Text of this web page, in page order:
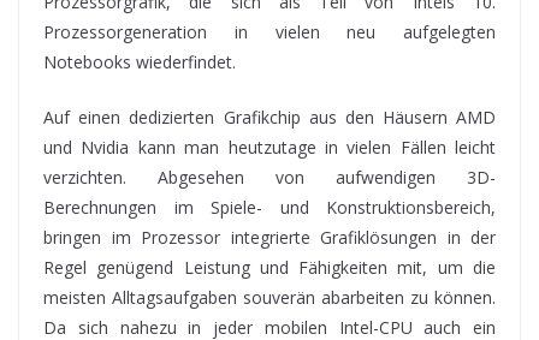
Prozessorgeneration in vielen neu aufgelegten
Notebooks wiederfindet.
Auf einen dedizierten Grafikchip aus den Häusern AMD
und Nvidia kann man heutzutage in vielen Fällen leicht
verzichten. Abgesehen von aufwendigen 3D-
Berechnungen im Spiele- und Konstruktionsbereich,
bringen im Prozessor integrierte Grafiklösungen in der
Regel genügend Leistung und Fähigkeiten mit, um die
meisten Alltagsaufgaben souverän abarbeiten zu können.
Da sich nahezu in jeder mobilen Intel-CPU auch ein